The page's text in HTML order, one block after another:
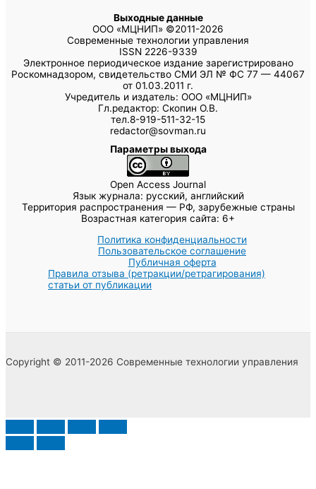
Выходные данные
ООО «МЦНИП» ©2011-2026
Современные технологии управления
ISSN 2226-9339
Электронное периодическое издание зарегистрировано
Роскомнадзором, свидетельство СМИ ЭЛ № ФС 77 — 44067
от 01.03.2011 г.
Учредитель и издатель: ООО «МЦНИП»
Гл.редактор: Скопин О.В.
тел.8-919-511-32-15
redactor@sovman.ru
Параметры выхода
Open Access Journal
Язык журнала: русский, английский
Территория распространения — РФ, зарубежные страны
Возрастная категория сайта: 6+
Политика конфиденциальности
Пользовательское соглашение
Публичная оферта
Правила отзыва (ретракции/ретрагирования)
статьи от публикации
Copyright © 2011-2026 Современные технологии управления